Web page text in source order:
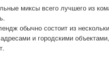
миксы всего лучшего из
обычно состоит из
и городскими